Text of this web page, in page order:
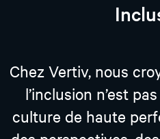
Chez Vertiv, nous
l’inclusion n’est
culture de haute